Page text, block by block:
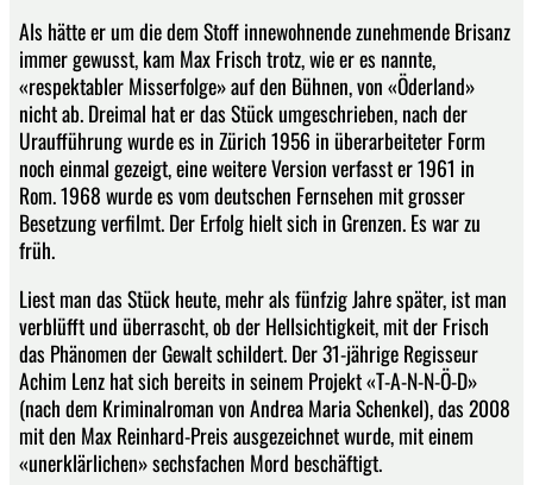
Als hätte er um die dem Stoff innewohnende zunehmende Brisanz
immer gewusst, kam Max Frisch trotz, wie er es nannte,
«respektabler Misserfolge» auf den Bühnen, von «Öderland»
nicht ab. Dreimal hat er das Stück umgeschrieben, nach der
Uraufführung wurde es in Zürich 1956 in überarbeiteter Form
noch einmal gezeigt, eine weitere Version verfasst er 1961 in
Rom. 1968 wurde es vom deutschen Fernsehen mit grosser
Besetzung verfilmt. Der Erfolg hielt sich in Grenzen. Es war zu
früh.
Liest man das Stück heute, mehr als fünfzig Jahre später, ist man
verblüfft und überrascht, ob der Hellsichtigkeit, mit der Frisch
das Phänomen der Gewalt schildert. Der 31-jährige Regisseur
Achim Lenz hat sich bereits in seinem Projekt «T-A-N-N-Ö-D»
(nach dem Kriminalroman von Andrea Maria Schenkel), das 2008
mit den Max Reinhard-Preis ausgezeichnet wurde, mit einem
«unerklärlichen» sechsfachen Mord beschäftigt.